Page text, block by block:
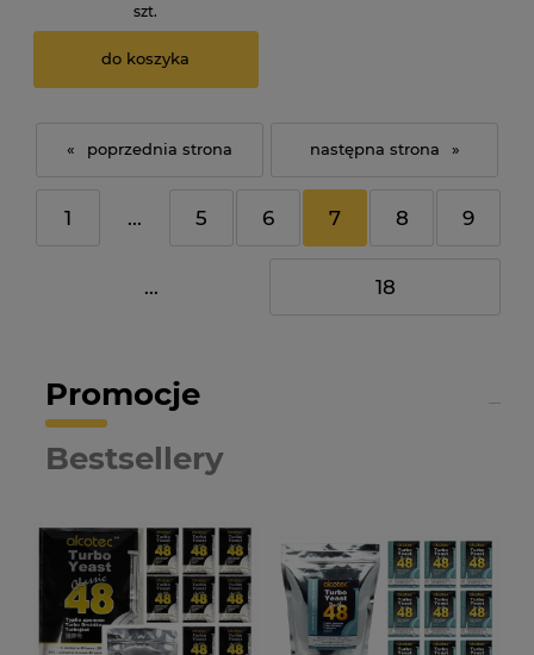
szt.
do koszyka
«
1 ... 5 6 7 8 9
... 18
»
Promocje
Bestsellery